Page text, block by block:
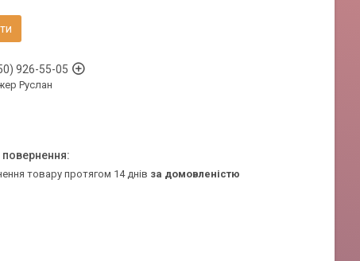
926-55-05
Руслан
товару протягом 14 днів за домовленістю